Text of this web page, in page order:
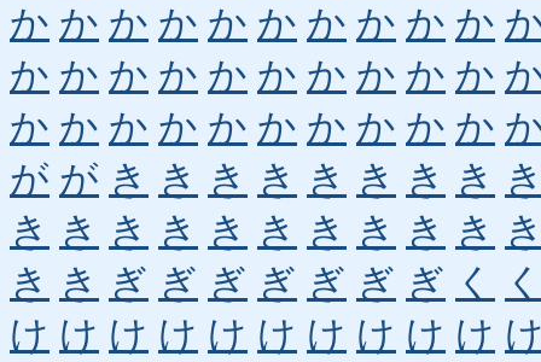
か か か か か か か か か か
か か か か か か か か か か
か か か か か か か か か か
が が き き き き き き き き
き き き き き き き き き き
き き ぎ ぎ ぎ ぎ ぎ ぎ ぎ く
け け け け け け け け け け